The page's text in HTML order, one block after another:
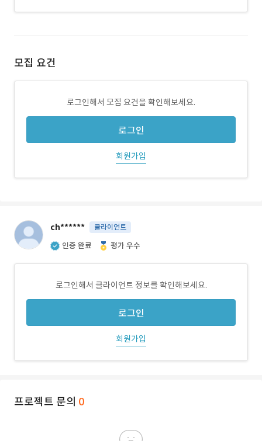
모집 요건
로그인해서 모집 요건을 확인해보세요.
로그인
회원가입
ch****** 클라이언트
인증 완료 평가 우수
로그인해서 클라이언트 정보를 확인해보세요.
로그인
회원가입
프로젝트 문의 0